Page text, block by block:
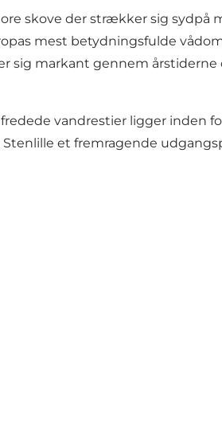
skove der strækker sig sydpå
mest betydningsfulde
sig markant gennem årstiderne
vandrestier ligger inden
et fremragende